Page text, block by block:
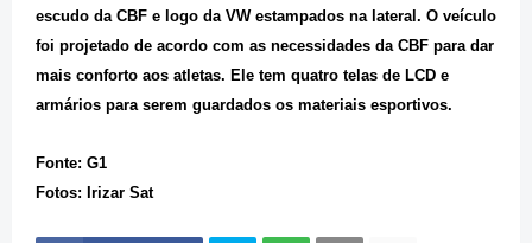
escudo da CBF e logo da VW estampados na lateral. O veículo
foi projetado de acordo com as necessidades da CBF para dar
mais conforto aos atletas. Ele tem quatro telas de LCD e
armários para serem guardados os materiais esportivos.
Fonte: G1
Fotos: Irizar Sat